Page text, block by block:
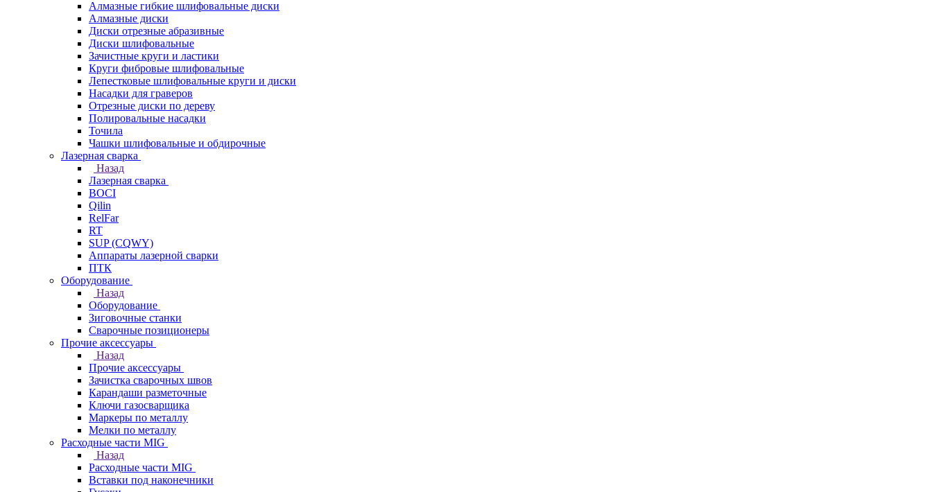
Алмазные гибкие шлифовальные диски
Алмазные диски
Диски отрезные абразивные
Диски шлифовальные
Зачистные круги и ластики
Круги фибровые шлифовальные
Лепестковые шлифовальные круги и диски
Насадки для граверов
Отрезные диски по дереву
Полировальные насадки
Точила
Чашки шлифовальные и обдирочные
Лазерная сварка
Назад
Лазерная сварка
BOCI
Qilin
RelFar
RT
SUP (CQWY)
Аппараты лазерной сварки
ПТК
Оборудование
Назад
Оборудование
Зиговочные станки
Сварочные позиционеры
Прочие аксессуары
Назад
Прочие аксессуары
Зачистка сварочных швов
Карандаши разметочные
Ключи газосварщика
Маркеры по металлу
Мелки по металлу
Расходные части MIG
Назад
Расходные части MIG
Вставки под наконечники